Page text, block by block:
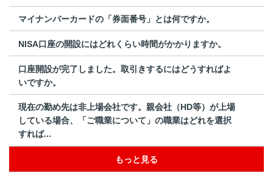
マイナンバーカードの「券面番号」とは何ですか。
NISA口座の開設にはどれくらい時間がかかりますか。
口座開設が完了しました。取引きするにはどうすればよ
いですか。
現在の勤め先は非上場会社です。親会社（HD等）が上場
している場合、「ご職業について」の職業はどれを選択
すれば...
もっと見る